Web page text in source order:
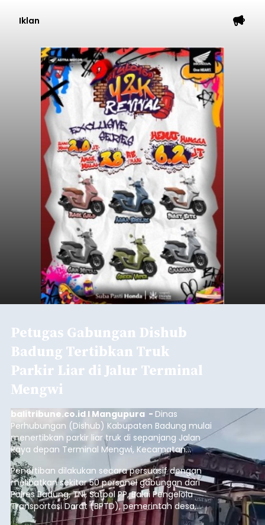
Iklan
Petugas Gabungan Dishub
Badung Tertibkan Truk
Parkir Liar di Jalur Terminal
Mengwi
balitribune.co.id I Mangupura - Dinas
Perhubungan (Dishub) Kabupaten Badung mulai
menertibkan parkir liar truk di sepanjang Jalan
Raya depan Terminal Mengwi, Kecamatan
Mengwi, Rabu (5/8/2026).
Penertiban dilakukan secara persuasif dengan
melibatkan sekitar 50 personel gabungan dari
Polres Badung, TNI, Satpol PP, Balai Pengelola
Transportasi Darat (BPTD), pemerintah desa,
desa adat, Linmas, dan Pecalang.